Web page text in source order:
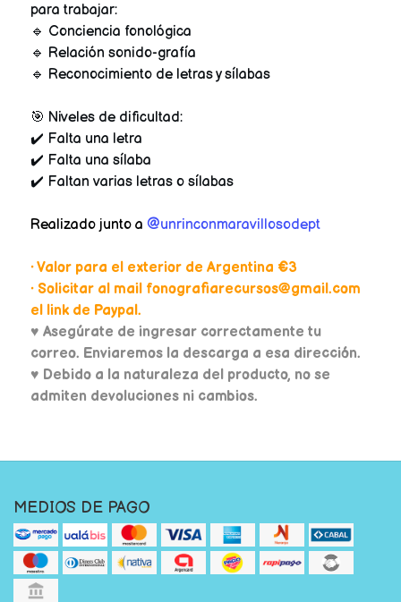
para trabajar:
🔹 Conciencia fonológica
🔹 Relación sonido-grafía
🔹 Reconocimiento de letras y sílabas
🎯 Niveles de dificultad:
✔️ Falta una letra
✔️ Falta una sílaba
✔️ Faltan varias letras o sílabas
Realizado junto a @unrinconmaravillosodept
• Valor para el exterior de Argentina €3
• Solicitar al mail fonografiarecursos@gmail.com
el link de Paypal.
♥ Asegúrate de ingresar correctamente tu
correo. Enviaremos la descarga a esa dirección.
♥ Debido a la naturaleza del producto, no se
admiten devoluciones ni cambios.
MEDIOS DE PAGO